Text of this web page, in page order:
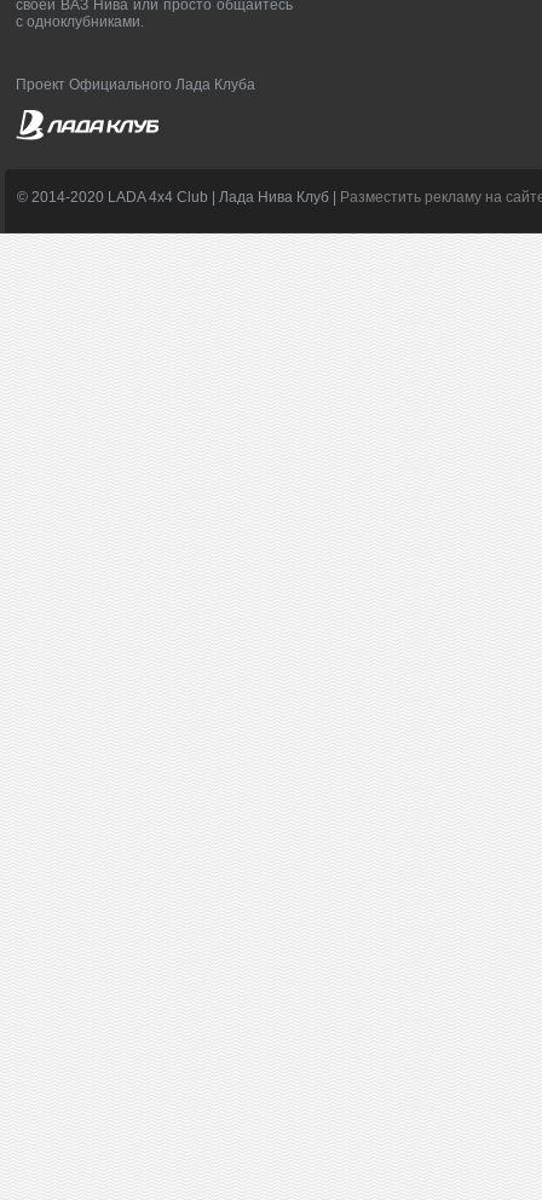
своей ВАЗ Нива или просто общайтесь
с одноклубниками.
Проект Официального Лада Клуба
© 2014-2020 LADA 4x4 Club | Лада Нива Клуб | Разместить рекламу на